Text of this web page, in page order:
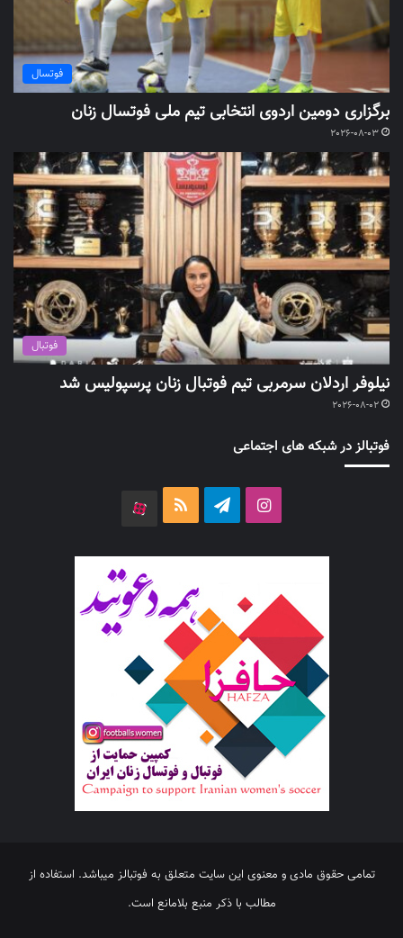
فوتسال
برگزاری دومین اردوی انتخابی تیم ملی فوتسال زنان
2026-08-03
فوتبال
نیلوفر اردلان سرمربی تیم فوتبال زنان پرسپولیس شد
2026-08-02
فوتبالز در شبکه های اجتماعی
اینستاگرامتلگرام خوراک
تمامی حقوق مادی و معنوی این سایت متعلق به فوتبالز میباشد. استفاده از
مطالب با ذکر منبع بلامانع است.